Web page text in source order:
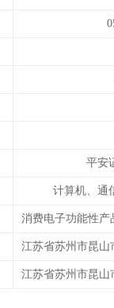
平安
计算机、通
消费电子功能性产
江苏省苏州市昆山
江苏省苏州市昆山